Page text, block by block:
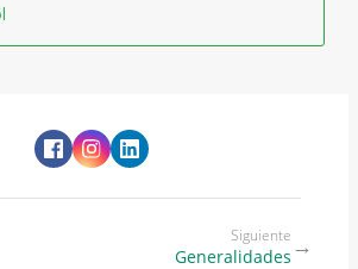
→
Siguiente
Generalidades